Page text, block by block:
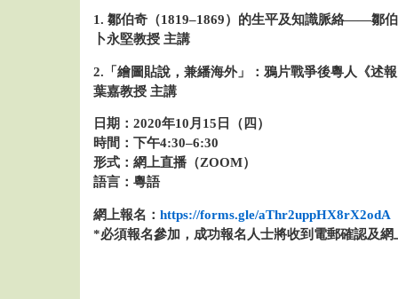
1. 鄒伯奇（1819–1869）的生平及知識脈絡——鄒
卜永堅教授 主講
2.「繪圖貼說，兼繙海外」：鴉片戰爭後粵人《述
葉嘉教授 主講
日期：2020年10月15日（四）
時間：下午4:30–6:30
形式：網上直播（ZOOM）
語言：粵語
網上報名： https://forms.gle/aThr2uppHX8rX2odA
*必須報名參加，成功報名人士將收到電郵確認及網